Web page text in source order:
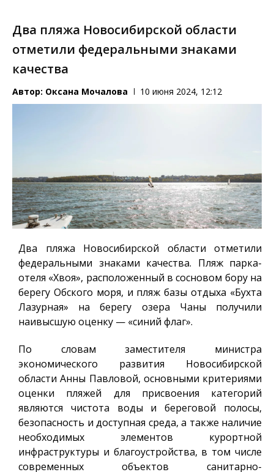
Два пляжа Новосибирской области
отметили федеральными знаками
качества
Автор: Оксана Мочалова 10 июня 2024, 12:12
Два пляжа Новосибирской области отметили
федеральными знаками качества. Пляж парка-
отеля «Хвоя», расположенный в сосновом бору на
берегу Обского моря, и пляж базы отдыха «Бухта
Лазурная» на берегу озера Чаны получили
наивысшую оценку — «синий флаг».
По словам заместителя министра
экономического развития Новосибирской
области Анны Павловой, основными критериями
оценки пляжей для присвоения категорий
являются чистота воды и береговой полосы,
безопасность и доступная среда, а также наличие
необходимых элементов курортной
инфраструктуры и благоустройства, в том числе
современных объектов санитарно-